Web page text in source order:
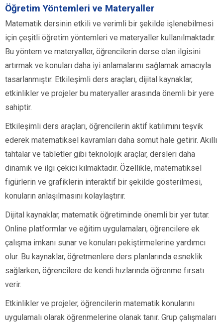
Öğretim Yöntemleri ve Materyaller
Matematik dersinin etkili ve verimli bir şekilde işlenebilmesi
için çeşitli öğretim yöntemleri ve materyaller kullanılmaktadır.
Bu yöntem ve materyaller, öğrencilerin derse olan ilgisini
artırmak ve konuları daha iyi anlamalarını sağlamak amacıyla
tasarlanmıştır. Etkileşimli ders araçları, dijital kaynaklar,
etkinlikler ve projeler bu materyaller arasında önemli bir yere
sahiptir.
Etkileşimli ders araçları, öğrencilerin aktif katılımını teşvik
ederek matematiksel kavramları daha somut hale getirir. Akıllı
tahtalar ve tabletler gibi teknolojik araçlar, dersleri daha
dinamik ve ilgi çekici kılmaktadır. Özellikle, matematiksel
figürlerin ve grafiklerin interaktif bir şekilde gösterilmesi,
konuların anlaşılmasını kolaylaştırır.
Dijital kaynaklar, matematik öğretiminde önemli bir yer tutar.
Online platformlar ve eğitim uygulamaları, öğrencilere ek
çalışma imkanı sunar ve konuları pekiştirmelerine yardımcı
olur. Bu kaynaklar, öğretmenlere ders planlarında esneklik
sağlarken, öğrencilere de kendi hızlarında öğrenme fırsatı
verir.
Etkinlikler ve projeler, öğrencilerin matematik konularını
uygulamalı olarak öğrenmelerine olanak tanır. Grup çalışmaları